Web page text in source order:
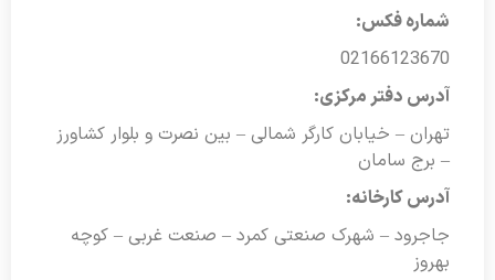
شماره فکس:
02166123670
آدرس دفتر مرکزی:
تهران – خیابان کارگر شمالی – بین نصرت و بلوار کشاورز
– برج سامان
آدرس کارخانه:
جاجرود – شهرک صنعتی کمرد – صنعت غربی – کوچه
بهروز